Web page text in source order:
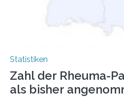
Statistiken
Zahl der Rheuma-
als bisher